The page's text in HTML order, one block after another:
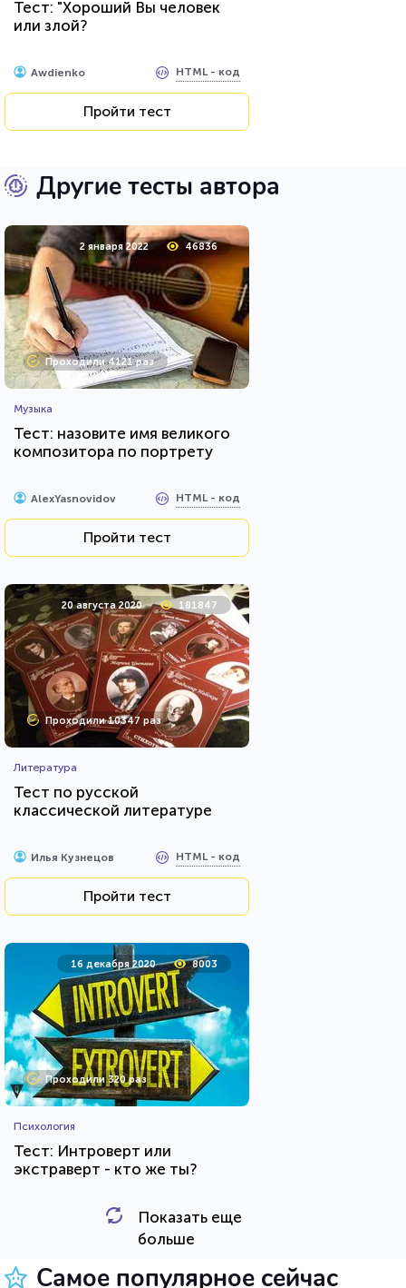
Тест: "Хороший Вы человек
или злой?
Awdienko HTML - код
Пройти тест
Другие тесты автора
2 января 2022 46836
Проходили 4121 раз
Музыка
Тест: назовите имя великого
композитора по портрету
AlexYasnovidov HTML - код
Пройти тест
20 августа 2020 181847
Проходили 10347 раз
Литература
Тест по русской
классической литературе
Илья Кузнецов HTML - код
Пройти тест
16 декабря 2020 8003
Проходили 320 раз
Психология
Тест: Интроверт или
экстраверт - кто же ты?
HTML - код
Показать еще
больше
Самое популярное сейчас